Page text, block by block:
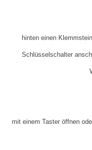
hinten einen
Schlüsselschalter
mit einem Taster öffnen